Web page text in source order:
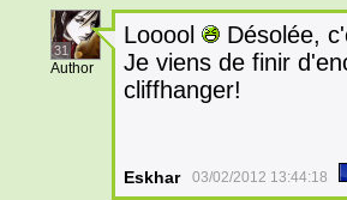
31
Author
Looool
Désolée,
Je viens de finir
cliffhanger!
Eskhar 03/02/2012 13:44:18